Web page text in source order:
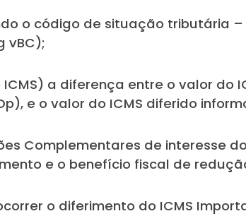
o código de situação tributária
vBC);
a diferença entre o valor do
e o valor do ICMS diferido
Complementares de interesse
e o benefício fiscal de
o diferimento do ICMS